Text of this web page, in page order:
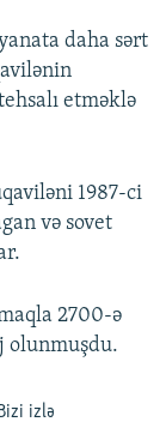
daha sərt
etməklə
1987-ci
və sovet
2700-ə
olunmuşdu.
izlə